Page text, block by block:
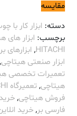
مقایسه
دسته: ابزار کار با
برچسب: ابزار های
HITACHI
, ابزارهای
ابزار صنعتی هیتاچی,
تعمیرات تخصصی
هیتاچی, تعمیرگاه HITACHI
فروش هیتاچی,خرید HITACHI
فارسی بر,خرید